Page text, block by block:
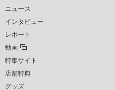
ニュース
インタビュー
レポート
動画
特集サイト
店舗特典
グッズ